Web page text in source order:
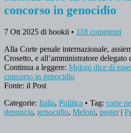
concorso in genocidio
7 Ott 2025 di hookii • 118 commenti
Alla Corte penale internazionale,
Crosetto, e all’amministratore delegato
Continua a leggere: Meloni dice di
concorso in genocidio
Fonte: il Post
Categorie: Italia, Politica • Tag: corte
denuncia, genocidio, Meloni, poster|